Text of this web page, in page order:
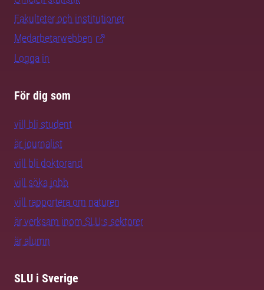
Fakulteter och institutioner
Medarbetarwebben
Logga in
För dig som
vill bli student
är journalist
vill bli doktorand
vill söka jobb
vill rapportera om naturen
är verksam inom SLU:s sektorer
är alumn
SLU i Sverige